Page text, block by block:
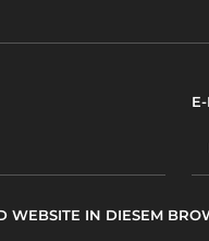
WEBSITE IN DIESEM